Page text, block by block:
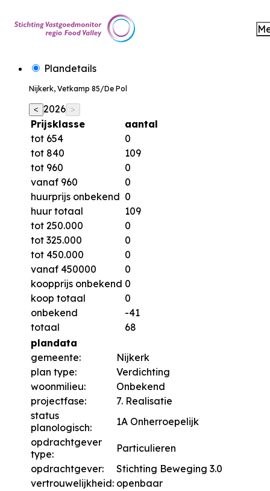
Plandetails
Nijkerk, Vetkamp 85/De Pol
< 2026 >
Prijsklasse
aantal
tot 654
0
tot 840
109
tot 960
0
vanaf 960
0
huurprijs onbekend 0
huur totaal
109
tot 250.000
0
tot 325.000
0
tot 450.000
0
vanaf 450000
0
koopprijs onbekend 0
koop totaal
0
onbekend
-41
totaal
68
plandata
gemeente:
Nijkerk
plan type:
Verdichting
woonmilieu:
Onbekend
projectfase:
7. Realisatie
status
planologisch:
1A Onherroepelijk
opdrachtgever
type:
Particulieren
opdrachtgever:
Stichting Beweging 3.0
vertrouwelijkheid: openbaar